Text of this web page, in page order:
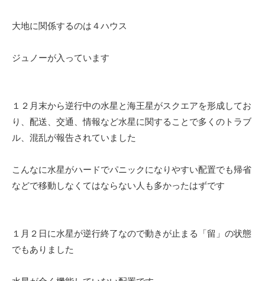
大地に関係するのは４ハウス
ジュノーが入っています
１２月末から逆行中の水星と海王星がスクエアを形成してお
り、配送、交通、情報など水星に関することで多くのトラブ
ル、混乱が報告されていました
こんなに水星がハードでパニックになりやすい配置でも帰省
などで移動しなくてはならない人も多かったはずです
１月２日に水星が逆行終了なので動きが止まる「留」の状態
でもありました